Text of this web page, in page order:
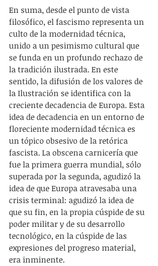
En suma, desde el punto de vista
filosófico, el fascismo representa un
culto de la modernidad técnica,
unido a un pesimismo cultural que
se funda en un profundo rechazo de
la tradición ilustrada. En este
sentido, la difusión de los valores de
la Ilustración se identifica con la
creciente decadencia de Europa. Esta
idea de decadencia en un entorno de
floreciente modernidad técnica es
un tópico obsesivo de la retórica
fascista. La obscena carnicería que
fue la primera guerra mundial, sólo
superada por la segunda, agudizó la
idea de que Europa atravesaba una
crisis terminal: agudizó la idea de
que su fin, en la propia cúspide de su
poder militar y de su desarrollo
tecnológico, en la cúspide de las
expresiones del progreso material,
era inminente.